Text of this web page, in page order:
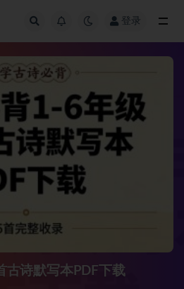
登录
古诗默写本PDF下载